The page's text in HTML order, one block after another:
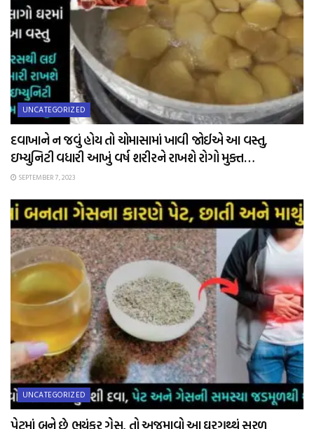
UNCATEGORIZED
દવાખાને ન જવું હોય તો ચોમાસામાં ખાવી જોઈએ આ વસ્તુ,
ઇમ્યુનિટી વધારી આખું વર્ષ શરીરને રાખશે રોગો મુક્ત…
SEPTEMBER 7, 2023
UNCATEGORIZED
પેટમાં બને છે ભયંકર ગેસ, તો અજમાવો આ ઘરગથ્થું સરળ